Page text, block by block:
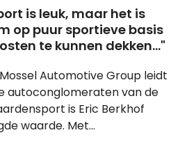
is leuk, maar het is
op puur sportieve basis
te kunnen dekken..."
Automotive Group leidt
autoconglomeraten van de
is Eric Berkhof
waarde. Met...